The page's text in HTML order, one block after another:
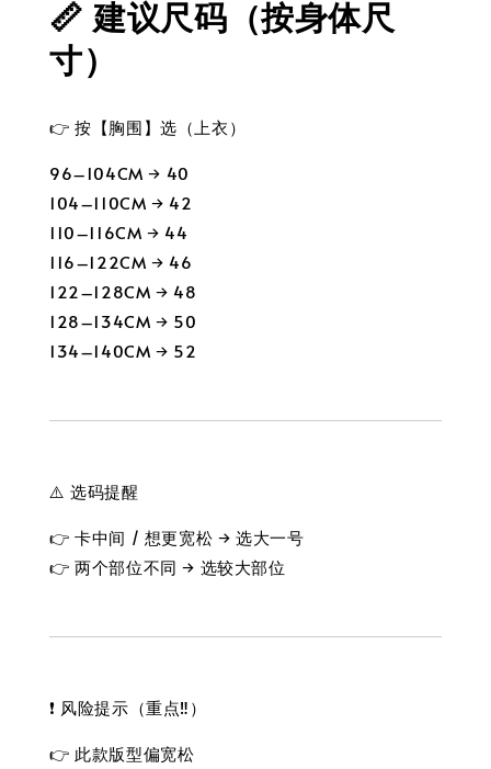
📏 建议尺码（按身体尺
寸）
👉 按【胸围】选（上衣）
96–104CM → 40
104–110CM → 42
110–116CM → 44
116–122CM → 46
122–128CM → 48
128–134CM → 50
134–140CM → 52
⚠️ 选码提醒
👉 卡中间 / 想更宽松 → 选大一号
👉 两个部位不同 → 选较大部位
❗ 风险提示（重点‼️）
👉 此款版型偏宽松